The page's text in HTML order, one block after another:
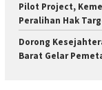
Pilot Project,
Peralihan Hak
Dorong
Barat Gelar